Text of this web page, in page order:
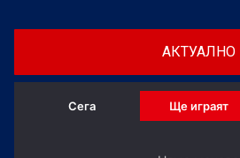
АКТУАЛНО
Сега Ще играят